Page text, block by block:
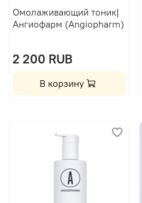
Омолаживающий тоник|
Ангиофарм (Angiopharm)
2 200 RUB
В корзину